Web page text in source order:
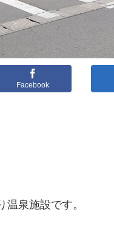
Facebook
泉施設です。